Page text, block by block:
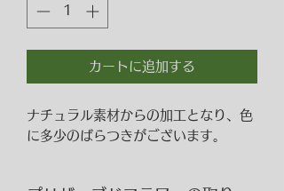
カートに追加する
ナチュラル素材からの加工となり、色
に多少のばらつきがございます。